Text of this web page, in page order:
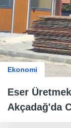
Ekonomi
Eser
Akçadağ'da